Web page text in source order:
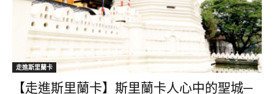
走進斯里蘭卡
【走進斯里蘭卡】斯里蘭卡人心中的聖城─